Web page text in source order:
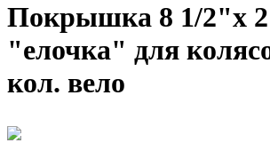
Покрышка 8 1/2"х 2
"елочка" для
кол. вело